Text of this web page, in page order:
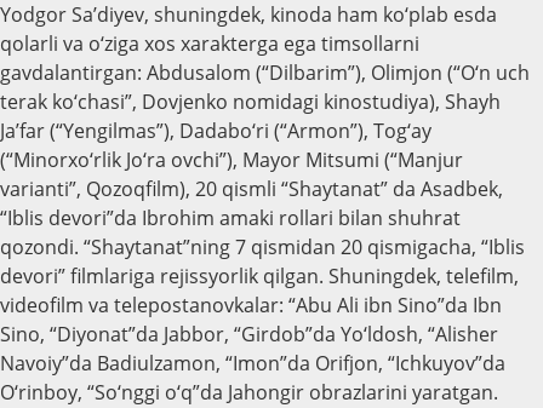
Yodgor Sa’diyev, shuningdek, kinoda ham ko‘plab esda
qolarli va o‘ziga xos xarakterga ega timsollarni
gavdalantirgan: Abdusalom (“Dilbarim”), Olimjon (“O‘n uch
terak ko‘chasi”, Dovjenko nomidagi kinostudiya), Shayh
Ja’far (“Yengilmas”), Dadabo‘ri (“Armon”), Tog‘ay
(“Minorxo‘rlik Jo‘ra ovchi”), Mayor Mitsumi (“Manjur
varianti”, Qozoqfilm), 20 qismli “Shaytanat” da Asadbek,
“Iblis devori”da Ibrohim amaki rollari bilan shuhrat
qozondi. “Shaytanat”ning 7 qismidan 20 qismigacha, “Iblis
devori” filmlariga rejissyorlik qilgan. Shuningdek, telefilm,
videofilm va telepostanovkalar: “Abu Ali ibn Sino”da Ibn
Sino, “Diyonat”da Jabbor, “Girdob”da Yo‘ldosh, “Alisher
Navoiy”da Badiulzamon, “Imon”da Orifjon, “Ichkuyov”da
O‘rinboy, “So‘nggi o‘q”da Jahongir obrazlarini yaratgan.